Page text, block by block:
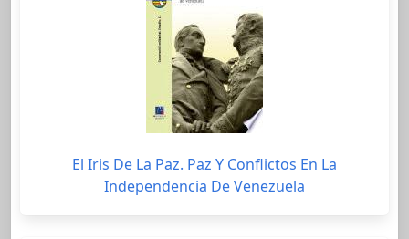
El Iris De La Paz. Paz Y Conflictos En La
Independencia De Venezuela